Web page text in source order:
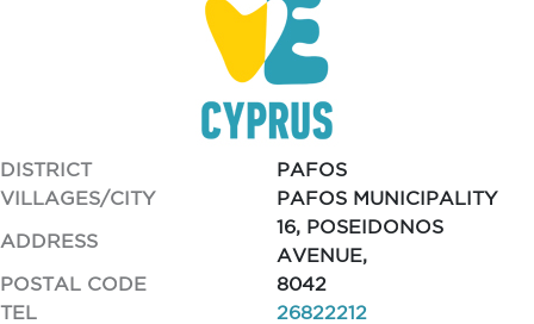
DISTRICT
PAFOS
VILLAGES/CITY
PAFOS MUNICIPALITY
ADDRESS
16, POSEIDONOS
AVENUE,
POSTAL CODE
8042
TEL
26822212